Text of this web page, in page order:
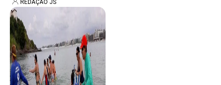
REDAÇÃO JS